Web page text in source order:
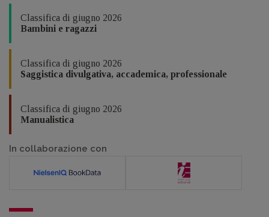
Classifica di giugno 2026
Bambini e ragazzi
Classifica di giugno 2026
Saggistica divulgativa, accademica, professionale
Classifica di giugno 2026
Manualistica
In collaborazione con